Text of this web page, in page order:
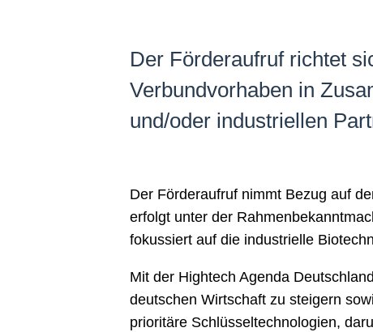
Der Förderaufruf richtet
Verbundvorhaben in
und/oder industriellen
Der Förderaufruf nimmt Bezug auf
erfolgt unter der
fokussiert auf die industrielle
Mit der Hightech Agenda
deutschen Wirtschaft zu steigern
prioritäre Schlüsseltechnologien,